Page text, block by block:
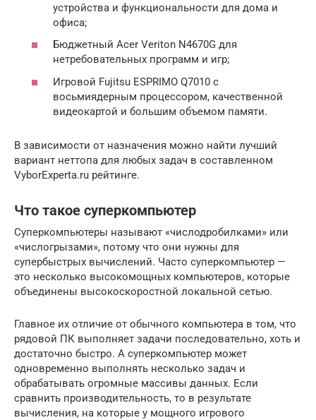
устройства и функциональности для дома и
офиса;
Бюджетный Acer Veriton N4670G для
нетребовательных программ и игр;
Игровой Fujitsu ESPRIMO Q7010 с
восьмиядерным процессором, качественной
видеокартой и большим объемом памяти.
В зависимости от назначения можно найти лучший
вариант неттопа для любых задач в составленном
VyborExperta.ru рейтинге.
Что такое суперкомпьютер
Суперкомпьютеры называют «числодробилками» или
«числогрызами», потому что они нужны для
супербыстрых вычислений. Часто суперкомпьютер —
это несколько высокомощных компьютеров, которые
объединены высокоскоростной локальной сетью.
Главное их отличие от обычного компьютера в том, что
рядовой ПК выполняет задачи последовательно, хоть и
достаточно быстро. А суперкомпьютер может
одновременно выполнять несколько задач и
обрабатывать огромные массивы данных. Если
сравнить производительность, то в результате
вычисления, на которые у мощного игрового